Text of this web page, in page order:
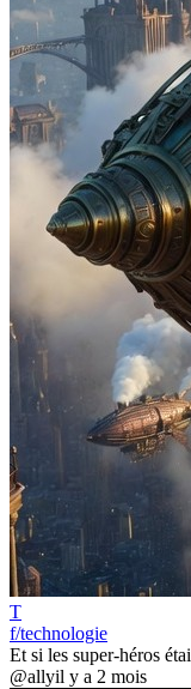
T
f/technologie
Et si les super-héros
@allyil y a 2 mois